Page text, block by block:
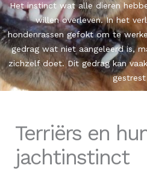
Het instinct wat alle dieren
willen overleven. In het
hondenrassen gefokt om te
gedrag wat niet aangeleerd is,
zichzelf doet. Dit gedrag kan
gestrest
Terriërs en
jachtinstinct